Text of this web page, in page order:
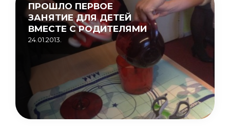
ПРОШЛО ПЕРВОЕ
ЗАНЯТИЕ ДЛЯ ДЕТЕЙ
ВМЕСТЕ С РОДИТЕЛЯМИ
24.01.2013.